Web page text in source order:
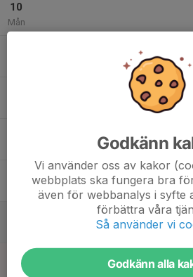
10
Mån
16
Sön
Godkänn
Vi använder oss av kakor
webbplats ska fungera bra
även för webbanalys i syfte
förbättra våra
Så använder vi
Godkänn alla